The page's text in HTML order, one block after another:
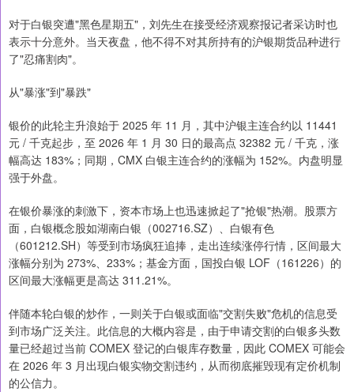
对于白银突遭"黑色星期五"，刘先生在接受经济观察报记者采访时也
表示十分意外。当天夜盘，他不得不对其所持有的沪银期货品种进行
了"忍痛割肉"。
从"暴涨"到"暴跌"
银价的此轮主升浪始于 2025 年 11 月，其中沪银主连合约以 11441
元 / 千克起步，至 2026 年 1 月 30 日的最高点 32382 元 / 千克，涨
幅高达 183%；同期，CMX 白银主连合约的涨幅为 152%。内盘明显
强于外盘。
在银价暴涨的刺激下，资本市场上也迅速掀起了"抢银"热潮。股票方
面，白银概念股如湖南白银（002716.SZ）、白银有色
（601212.SH）等受到市场疯狂追捧，走出连续涨停行情，区间最大
涨幅分别为 273%、233%；基金方面，国投白银 LOF（161226）的
区间最大涨幅更是高达 311.21%。
伴随本轮白银的炒作，一则关于白银或面临"交割失败"危机的信息受
到市场广泛关注。此信息的大概内容是，由于申请交割的白银多头数
量已经超过当前 COMEX 登记的白银库存数量，因此 COMEX 可能会
在 2026 年 3 月出现白银实物交割违约，从而彻底摧毁现有定价机制
的公信力。